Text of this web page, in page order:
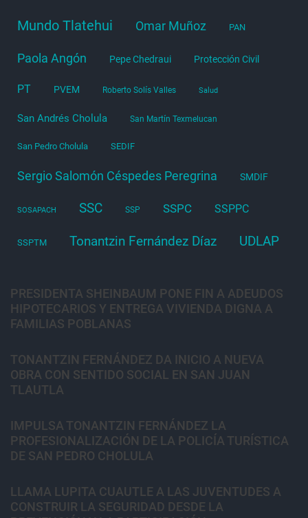
Mundo Tlatehui Omar Muñoz PAN
Paola Angón Pepe Chedraui Protección Civil
PT PVEM Roberto Solís Valles Salud
San Andrés Cholula San Martín Texmelucan
San Pedro Cholula SEDIF
Sergio Salomón Céspedes Peregrina SMDIF
SOSAPACH SSC SSP SSPC SSPPC
SSPTM Tonantzin Fernández Díaz UDLAP
PRESIDENTA SHEINBAUM PONE FIN A ADEUDOS
HIPOTECARIOS Y ENTREGA VIVIENDA DIGNA A
FAMILIAS POBLANAS
TONANTZIN FERNÁNDEZ DA INICIO A NUEVA
OBRA CON SENTIDO SOCIAL EN SAN JUAN
TLAUTLA
IMPULSA TONANTZIN FERNÁNDEZ LA
PROFESIONALIZACIÓN DE LA POLICÍA TURÍSTICA
DE SAN PEDRO CHOLULA
LLAMA LUPITA CUAUTLE A LAS JUVENTUDES A
CONSTRUIR LA SEGURIDAD DESDE LA